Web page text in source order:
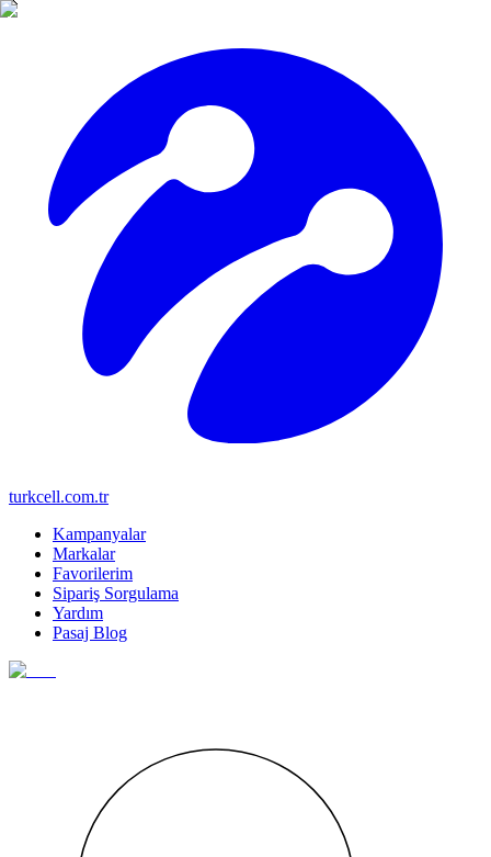
turkcell.com.tr
Kampanyalar
Markalar
Favorilerim
Sipariş Sorgulama
Yardım
Pasaj Blog